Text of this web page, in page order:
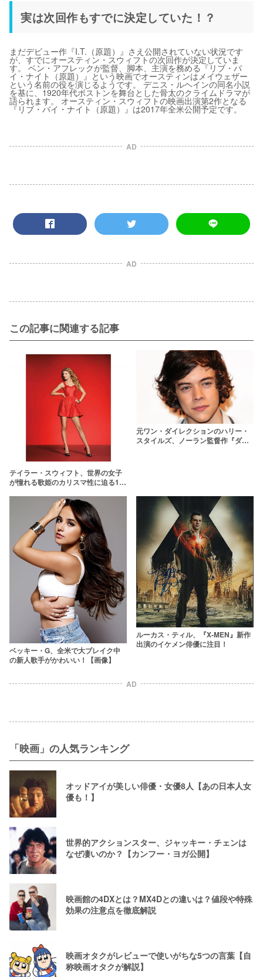
実は次回作もすでに決定していた！？
まだデビュー作『I.T.（原題）』さえ公開されていない状況です
が、すでにオースティン・スウィフトの次回作が決定していま
す。 ベン・アフレックが監督、脚本、主演を務める『リブ・バ
イ・ナイト（原題）』という映画でオースティンはメイウェザー
という名前の役を演じるようです。 デニス・ルヘインの同名小説
を基に、1920年代ボストンを舞台とした骨太のクライムドラマが
語られます。 オースティン・スウィフトの映画出演第2作となる
『リブ・バイ・ナイト（原題）』は2017年全米公開予定です。
AD
AD
この記事に関連する記事
テイラー・スウィフト、世界の女子
が憧れる歌姫のカリスマ性に迫る10
元ワン・ダイレクションのハリー・
スタイルズ、ノーラン監督作『ダン
ベッキー・G、全米で大ブレイク中
の新人歌手がかわいい！【画像】
ルーカス・ティル、『X-MEN』新作
出演のイケメン俳優に注目！
AD
「映画」の人気ランキング
オッドアイが美しい俳優・女優8人【あの日本人女
優も！】
世界的アクションスター、ジャッキー・チェンは
なぜ凄いのか？【カンフー・ヨガ公開】
映画館の4DXとは？MX4Dとの違いは？値段や特殊
効果の注意点を徹底解説
映画オタクがレビューで使いがちな5つの言葉【自
称映画オタクが解説】